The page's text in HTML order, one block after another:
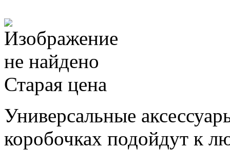
Старая цена
Универсальные
коробочках подойдут к